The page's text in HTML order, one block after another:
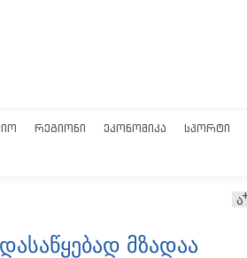
ᲠᲔᲒᲘᲝᲜᲘ ᲔᲙᲝᲜᲝᲛᲘᲙᲐ ᲡᲞᲝᲠᲢᲘ
ა
მზადაა